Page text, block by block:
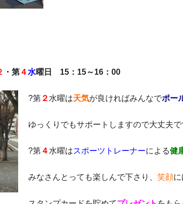
・第４ 水曜日 15：15～16：00
?第 ２ 水曜は天気が良ければみんなでポー
ゆっくりでもサポートしますので大丈夫で
?第４ 水曜はスポーツトレーナーによる健
みなさんとっても楽しんで下さり、 笑顔